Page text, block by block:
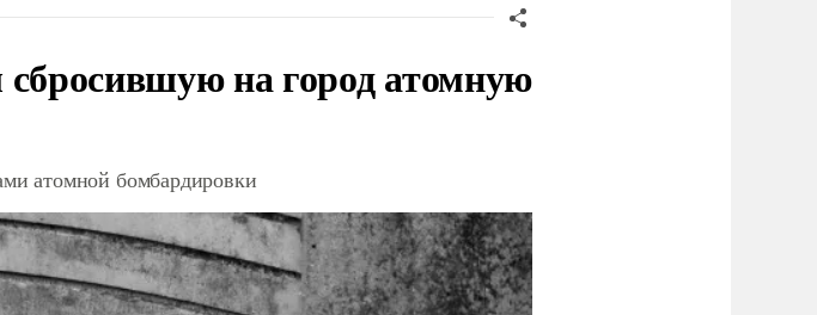
на город атомную
атомной бомбардировки